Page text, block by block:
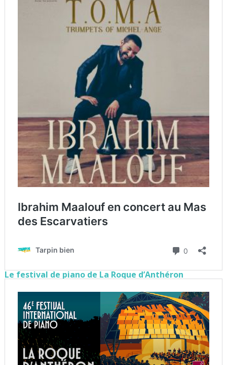
Le festival de piano de La Roque d’Anthéron